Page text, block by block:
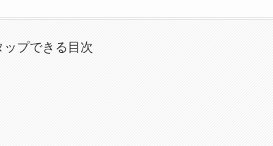
ップできる目次